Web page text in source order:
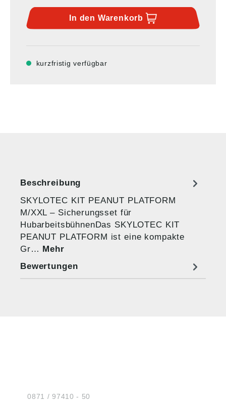
In den Warenkorb
kurzfristig verfügbar
Beschreibung
SKYLOTEC KIT PEANUT PLATFORM
M/XXL – Sicherungsset für
HubarbeitsbühnenDas SKYLOTEC KIT
PEANUT PLATFORM ist eine kompakte
Gr… Mehr
Bewertungen
Tel.:0871 / 97410 - 50